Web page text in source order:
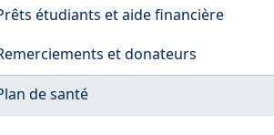
étudiants et aide financière
et donateurs
de santé